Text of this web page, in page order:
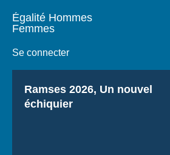
Égalité Hommes
Femmes
Se connecter
Titre
Ramses 2026, Un nouvel
échiquier